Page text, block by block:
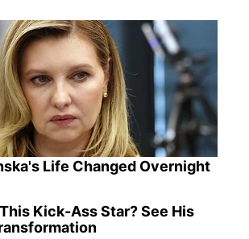
Life Changed Overnight
Kick-Ass Star? See His